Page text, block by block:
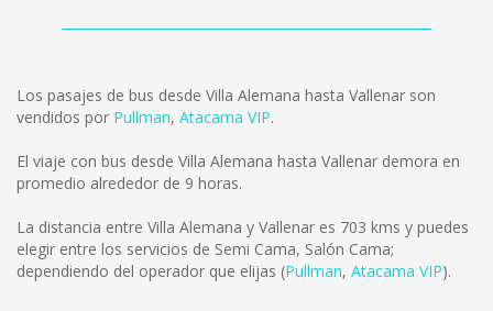
Los pasajes de bus desde Villa Alemana hasta Vallenar son
vendidos por Pullman, Atacama VIP.
El viaje con bus desde Villa Alemana hasta Vallenar demora en
promedio alrededor de 9 horas.
La distancia entre Villa Alemana y Vallenar es 703 kms y puedes
elegir entre los servicios de Semi Cama, Salón Cama;
dependiendo del operador que elijas (Pullman, Atacama VIP).